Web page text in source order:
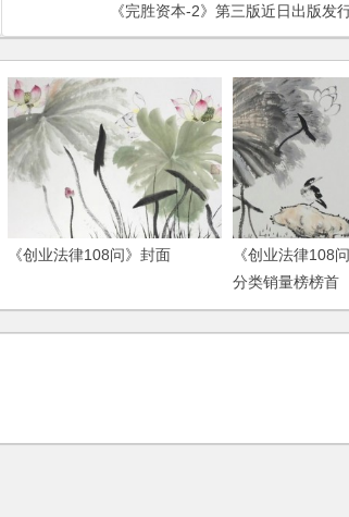
《完胜资本-2》第三版近日出版发
《创业法律108问》封面
《创业法律108
分类销量榜榜首